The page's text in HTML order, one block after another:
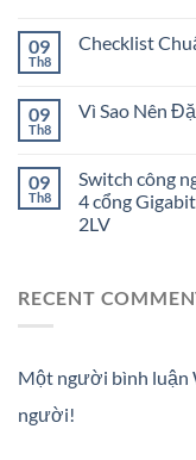
09
Th8
Checklist
09
Th8
Vì Sao Nên
09
Th8
Switch công
4 cổng
2LV
RECENT
Một người bình luận
người!